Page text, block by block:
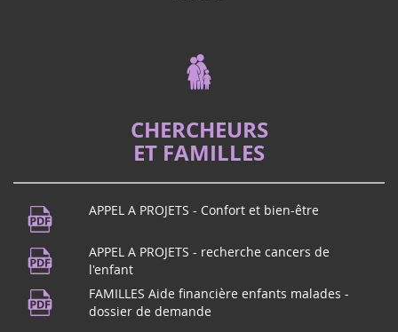
CHERCHEURS
APPEL A PROJETS - recherche cancers de
l'enfant
FAMILLES Aide financière enfants malades -